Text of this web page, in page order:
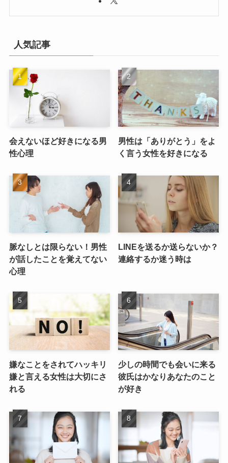
人気記事
会えないほど好きになる男
性心理
男性は「ありがとう」をよ
く言う女性を好きになる
脈なしとは限らない！男性
が話したことを覚えてない
心理
LINEを送るか送らないか？
連絡するか迷う時は
嫌なことをされてハッキリ
嫌と言える女性は大切にさ
れる
少しの時間でも会いに来る
彼氏はかなりあなたのこと
が好き